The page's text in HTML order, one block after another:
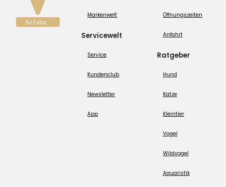
Markenwelt
Servicewelt
Service
Kundenclub
Newsletter
App
Öffnungszeiten
Anfahrt
Ratgeber
Hund
Katze
Kleintier
Vogel
Wildvogel
Aquaristik